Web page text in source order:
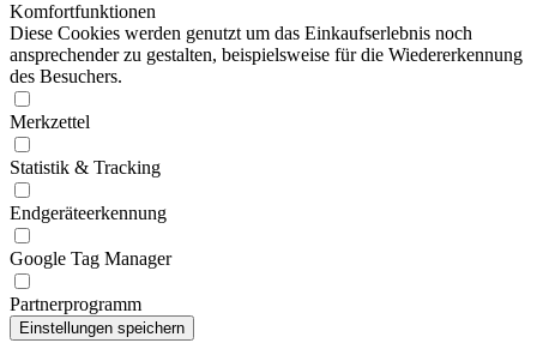
Komfortfunktionen
Diese Cookies werden genutzt um das Einkaufserlebnis noch
ansprechender zu gestalten, beispielsweise für die Wiedererkennung
des Besuchers.
Merkzettel
Statistik & Tracking
Endgeräteerkennung
Google Tag Manager
Partnerprogramm